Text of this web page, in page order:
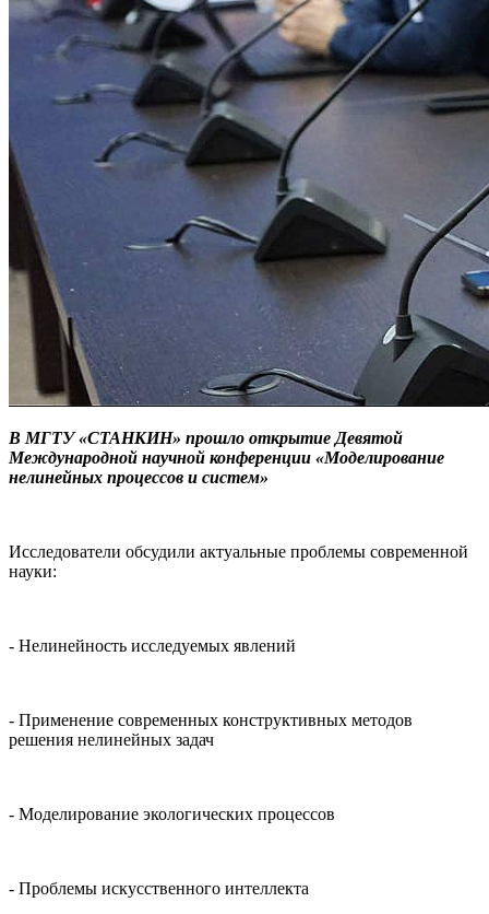
В МГТУ «СТАНКИН» прошло открытие Девятой
Международной научной конференции «Моделирование
нелинейных процессов и систем»
Исследователи обсудили актуальные проблемы современной
науки:
- Нелинейность исследуемых явлений
- Применение современных конструктивных методов
решения нелинейных задач
- Моделирование экологических процессов
- Проблемы искусственного интеллекта